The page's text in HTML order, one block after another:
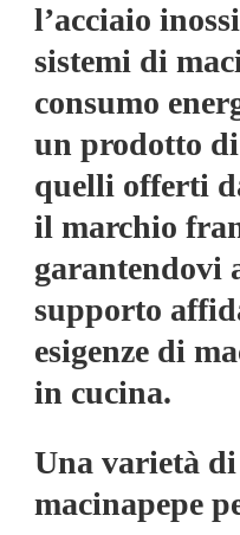
l’acciaio
sistemi di
consumo
un prodotto
quelli offerti
il marchio
garantendovi
supporto
esigenze di
in cucina.
Una varietà
macinapepe